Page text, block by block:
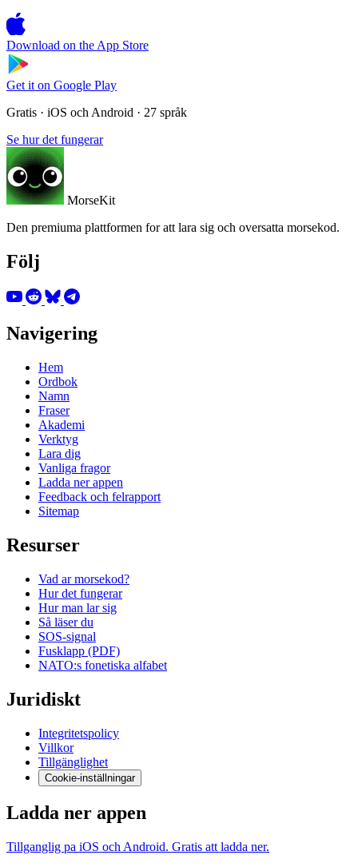
Download on the App Store
Get it on Google Play
Gratis · iOS och Android · 27 språk
Se hur det fungerar
MorseKit
Den premiuma plattformen for att lara sig och oversatta morsekod.
Följ
Navigering
Hem
Ordbok
Namn
Fraser
Akademi
Verktyg
Lara dig
Vanliga fragor
Ladda ner appen
Feedback och felrapport
Sitemap
Resurser
Vad ar morsekod?
Hur det fungerar
Hur man lar sig
Så läser du
SOS-signal
Fusklapp (PDF)
NATO:s fonetiska alfabet
Juridiskt
Integritetspolicy
Villkor
Tillgänglighet
Cookie-inställningar
Ladda ner appen
Tillganglig pa iOS och Android. Gratis att ladda ner.